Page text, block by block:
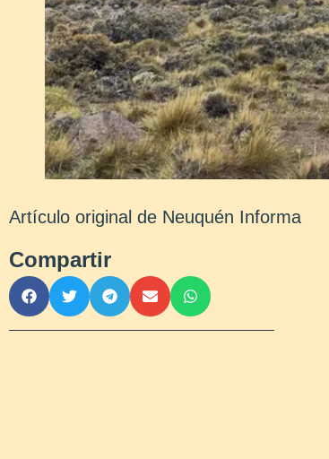
Artículo original de Neuquén Informa
Compartir